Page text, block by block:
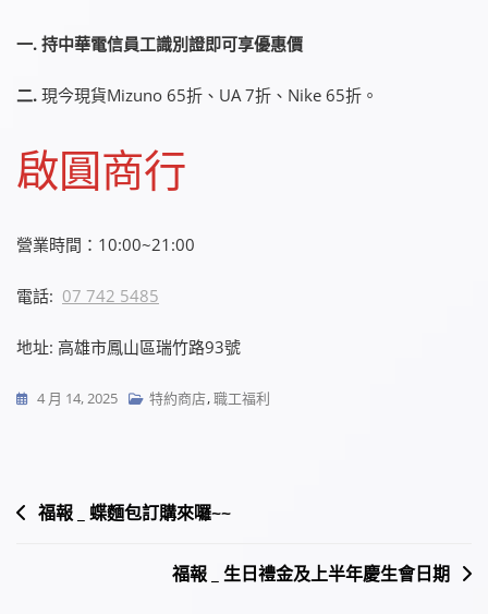
一. 持中華電信員工識別證即可享優惠價
二. 現今現貨Mizuno 65折、UA 7折、Nike 65折。
啟圓商行
營業時間：10:00~21:00
電話: 07 742 5485
地址: 高雄市鳳山區瑞竹路93號
4 月 14, 2025 特約商店,職工福利
文福報 _ 蝶麵包訂購來囉~~
福報 _ 生日禮金及上半年慶生會日期